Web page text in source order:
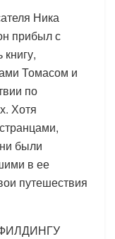
Ника
прибыл с
Томасом и
по
Хотя
были
в ее
путешествия